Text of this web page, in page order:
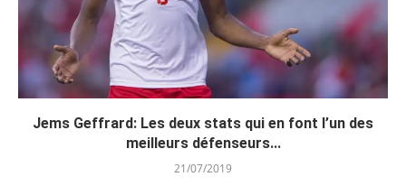
Jems Geffrard: Les deux stats qui en font l’un des
meilleurs défenseurs...
21/07/2019